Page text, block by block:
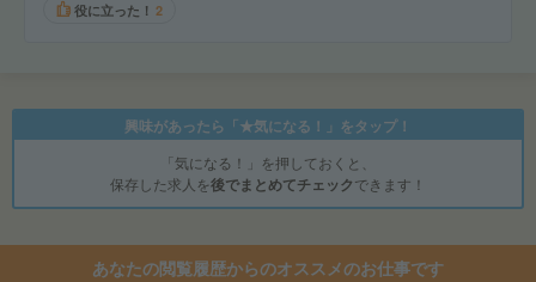
役に立った！ 2
興味があったら「★気になる！」をタップ！
「気になる！」を押しておくと、
保存した求人を後でまとめてチェックできます！
あなたの閲覧履歴からのオススメのお仕事です